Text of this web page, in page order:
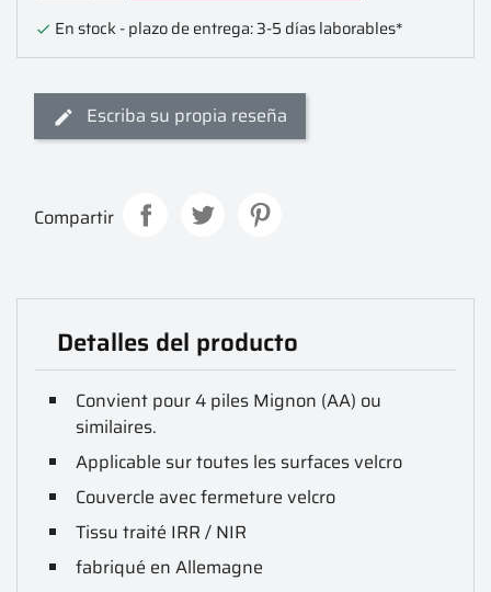
 En stock - plazo de entrega: 3-5 días laborables*
Escriba su propia reseña
Compartir
Detalles del producto
Convient pour 4 piles Mignon (AA) ou
similaires.
Applicable sur toutes les surfaces velcro
Couvercle avec fermeture velcro
Tissu traité IRR / NIR
fabriqué en Allemagne